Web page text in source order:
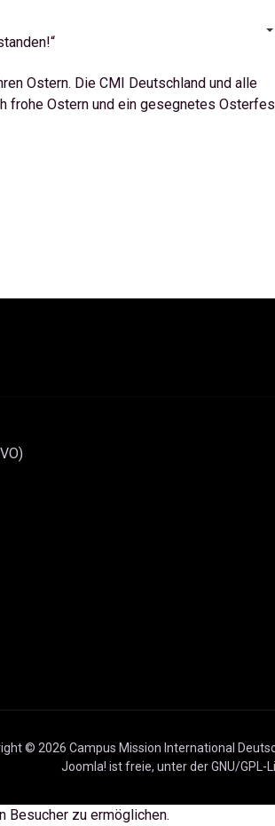
Ostern. Die CMI Deutschland und alle
frohe Ostern und ein gesegnetes
© 2026 Campus Mission International
Joomla! ist freie, unter derGNU/GPL-
Besucher zu ermöglichen.